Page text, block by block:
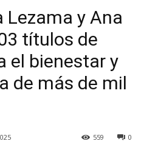
Lezama y Ana
títulos de
el bienestar y
de más de mil
0
559